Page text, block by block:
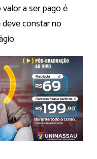
a ser pago é
constar no